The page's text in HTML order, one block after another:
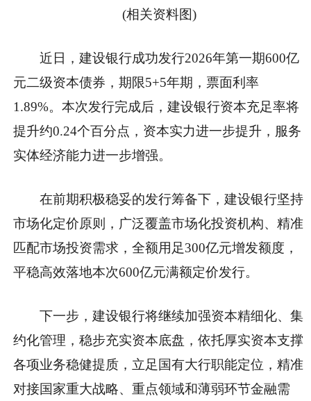
(相关资料图)
近日，建设银行成功发行2026年第一期600亿
元二级资本债券，期限5+5年期，票面利率
1.89%。本次发行完成后，建设银行资本充足率将
提升约0.24个百分点，资本实力进一步提升，服务
实体经济能力进一步增强。
在前期积极稳妥的发行筹备下，建设银行坚持
市场化定价原则，广泛覆盖市场化投资机构、精准
匹配市场投资需求，全额用足300亿元增发额度，
平稳高效落地本次600亿元满额定价发行。
下一步，建设银行将继续加强资本精细化、集
约化管理，稳步充实资本底盘，依托厚实资本支撑
各项业务稳健提质，立足国有大行职能定位，精准
对接国家重大战略、重点领域和薄弱环节金融需